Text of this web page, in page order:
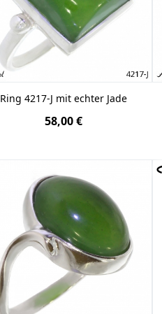
Ring 4217-J mit echter Jade
58,00 €